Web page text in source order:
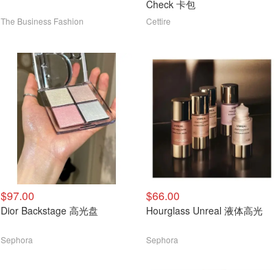
The Business Fashion
Check 卡包
Cettire
$97.00
Dior Backstage 高光盘
Sephora
$66.00
Hourglass Unreal 液体高光
Sephora